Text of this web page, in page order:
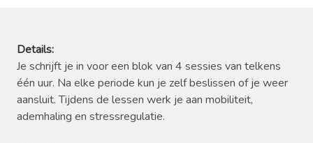
Details:
Je schrijft je in voor een blok van 4 sessies van telkens
één uur. Na elke periode kun je zelf beslissen of je weer
aansluit. Tijdens de lessen werk je aan mobiliteit,
ademhaling en stressregulatie.